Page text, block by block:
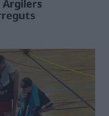
Argilers